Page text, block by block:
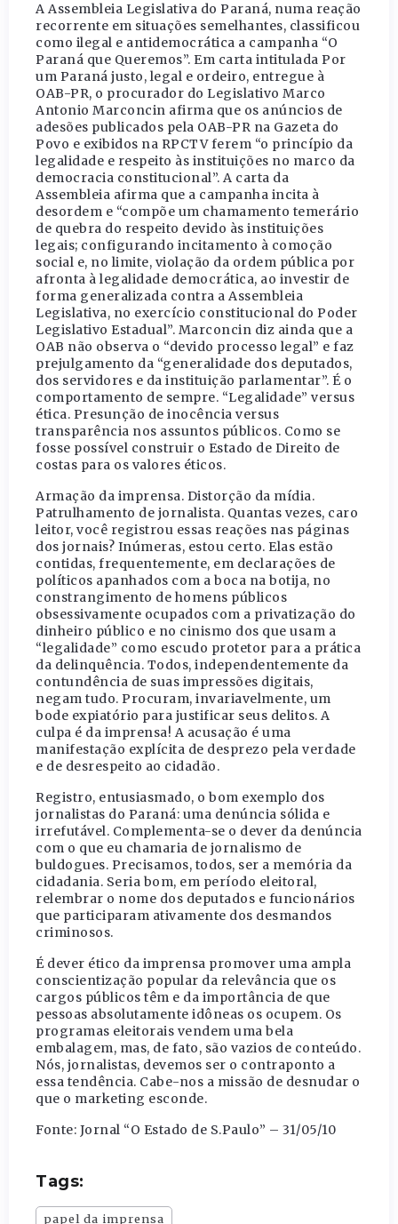
A Assembleia Legislativa do Paraná, numa reação
recorrente em situações semelhantes, classificou
como ilegal e antidemocrática a campanha “O
Paraná que Queremos”. Em carta intitulada Por
um Paraná justo, legal e ordeiro, entregue à
OAB-PR, o procurador do Legislativo Marco
Antonio Marconcin afirma que os anúncios de
adesões publicados pela OAB-PR na Gazeta do
Povo e exibidos na RPCTV ferem “o princípio da
legalidade e respeito às instituições no marco da
democracia constitucional”. A carta da
Assembleia afirma que a campanha incita à
desordem e “compõe um chamamento temerário
de quebra do respeito devido às instituições
legais; configurando incitamento à comoção
social e, no limite, violação da ordem pública por
afronta à legalidade democrática, ao investir de
forma generalizada contra a Assembleia
Legislativa, no exercício constitucional do Poder
Legislativo Estadual”. Marconcin diz ainda que a
OAB não observa o “devido processo legal” e faz
prejulgamento da “generalidade dos deputados,
dos servidores e da instituição parlamentar”. É o
comportamento de sempre. “Legalidade” versus
ética. Presunção de inocência versus
transparência nos assuntos públicos. Como se
fosse possível construir o Estado de Direito de
costas para os valores éticos.
Armação da imprensa. Distorção da mídia.
Patrulhamento de jornalista. Quantas vezes, caro
leitor, você registrou essas reações nas páginas
dos jornais? Inúmeras, estou certo. Elas estão
contidas, frequentemente, em declarações de
políticos apanhados com a boca na botija, no
constrangimento de homens públicos
obsessivamente ocupados com a privatização do
dinheiro público e no cinismo dos que usam a
“legalidade” como escudo protetor para a prática
da delinquência. Todos, independentemente da
contundência de suas impressões digitais,
negam tudo. Procuram, invariavelmente, um
bode expiatório para justificar seus delitos. A
culpa é da imprensa! A acusação é uma
manifestação explícita de desprezo pela verdade
e de desrespeito ao cidadão.
Registro, entusiasmado, o bom exemplo dos
jornalistas do Paraná: uma denúncia sólida e
irrefutável. Complementa-se o dever da denúncia
com o que eu chamaria de jornalismo de
buldogues. Precisamos, todos, ser a memória da
cidadania. Seria bom, em período eleitoral,
relembrar o nome dos deputados e funcionários
que participaram ativamente dos desmandos
criminosos.
É dever ético da imprensa promover uma ampla
conscientização popular da relevância que os
cargos públicos têm e da importância de que
pessoas absolutamente idôneas os ocupem. Os
programas eleitorais vendem uma bela
embalagem, mas, de fato, são vazios de conteúdo.
Nós, jornalistas, devemos ser o contraponto a
essa tendência. Cabe-nos a missão de desnudar o
que o marketing esconde.
Fonte: Jornal “O Estado de S.Paulo” – 31/05/10
Tags:
papel da imprensa